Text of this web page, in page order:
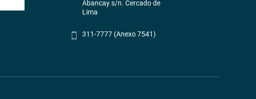
Abancay s/n. Cercado de
Lima
311-7777 (Anexo 7541)